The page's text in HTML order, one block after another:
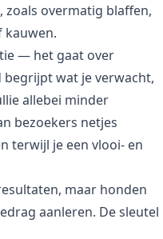
overmatig blaffen,
kauwen.
— het gaat over
wat je verwacht,
allebei minder
bezoekers netjes
terwijl je een vlooi- en
maar honden
aanleren. De sleutel